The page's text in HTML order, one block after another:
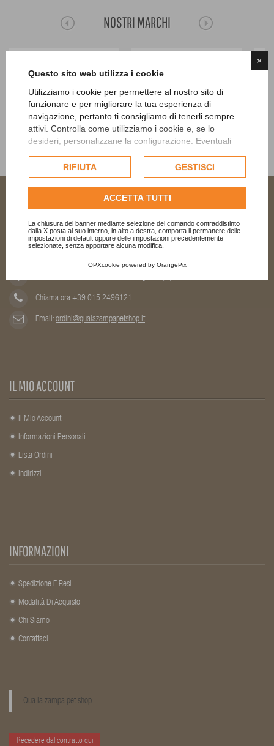
×
Questo sito web utilizza i cookie
Utilizziamo i cookie per permettere al nostro sito di
funzionare e per migliorare la tua esperienza di
navigazione, pertanto ti consigliamo di tenerli sempre
attivi. Controlla come utilizziamo i cookie e, se lo
desideri, personalizzane la configurazione. Eventuali
esclusivamente previa acquisizione del consenso
dell'utente.
Consulta l'informativa cookie completa.
RIFIUTA GESTISCI
ACCETTA TUTTI
La chiusura del banner mediante selezione del comando contraddistinto
dalla X posta al suo interno, in alto a destra, comporta il permanere delle
impostazioni di default oppure delle impostazioni precedentemente
selezionate, senza apportare alcuna modifica.
OPXcookie powered by OrangePix
NOSTRI MARCHI
CHI SIAMO
Chiama ora +39 015 2496121
Email: ordini@qualazampapetshop.it
IL MIO ACCOUNT
Il Mio Account
Informazioni Personali
Lista Ordini
Indirizzi
INFORMAZIONI
Spedizione E Resi
Modalità Di Acquisto
Chi Siamo
Contattaci
Qua la zampa pet shop
Recedere dal contratto qui